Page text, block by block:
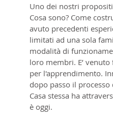
Uno dei nostri
Cosa sono? Come
avuto precedenti
limitati ad una sola
modalità di
loro membri. E’
per l'apprendimento.
dopo passo il
Casa stessa ha
è oggi.